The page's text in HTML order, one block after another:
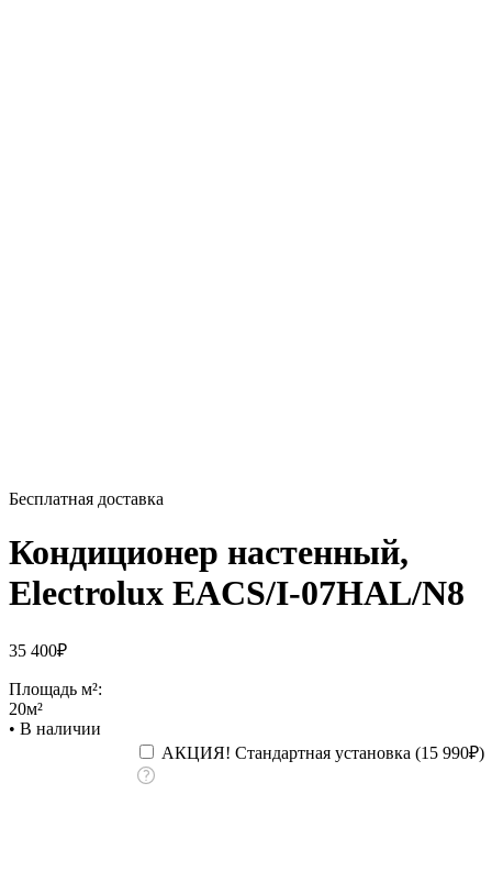
Бесплатная доставка
Кондиционер настенный,
Electrolux EACS/I-07HAL/N8
35 400₽
Площадь м²:
20м²
• В наличии
АКЦИЯ! Стандартная установка (15 990₽)